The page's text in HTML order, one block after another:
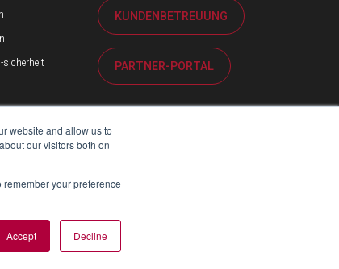
website and allow us to
our visitors both on
your preference
Accept Decline
KUNDENBETREUUNG
PARTNER-PORTAL
MODERN SLAVERY ACT